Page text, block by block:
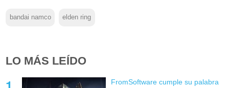
bandai namco elden ring
LO MÁS LEÍDO
FromSoftware cumple su palabra